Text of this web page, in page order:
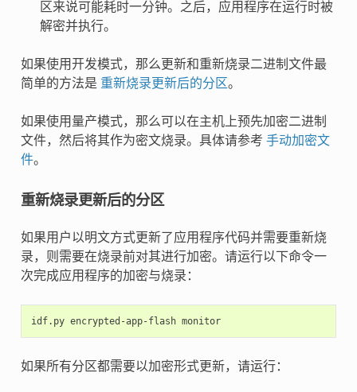
区来说可能耗时一分钟。之后，应用程序在运行时被
解密并执行。
如果使用开发模式，那么更新和重新烧录二进制文件最
简单的方法是 重新烧录更新后的分区。
如果使用量产模式，那么可以在主机上预先加密二进制
文件，然后将其作为密文烧录。具体请参考 手动加密文
件。
重新烧录更新后的分区
如果用户以明文方式更新了应用程序代码并需要重新烧
录，则需要在烧录前对其进行加密。请运行以下命令一
次完成应用程序的加密与烧录：
idf.py encrypted-app-flash monitor
如果所有分区都需要以加密形式更新，请运行：